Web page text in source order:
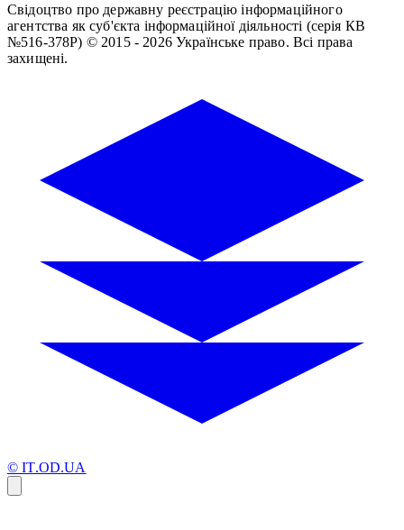
Свідоцтво про державну реєстрацію інформаційного
агентства як суб'єкта інформаційної діяльності (серія КВ
№516-378Р) © 2015 - 2026 Українське право. Всі права
захищені.
© IT.OD.UA